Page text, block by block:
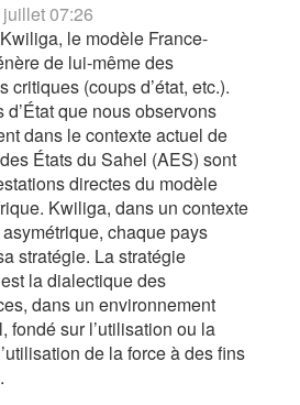
07:26
le modèle France-
de lui-même des
critiques (coups d’état, etc.).
d’État que nous observons
dans le contexte actuel de
États du Sahel (AES) sont
directes du modèle
Kwiliga, dans un contexte
chaque pays
stratégie. La stratégie
la dialectique des
dans un environnement
fondé sur l’utilisation ou la
de la force à des fins